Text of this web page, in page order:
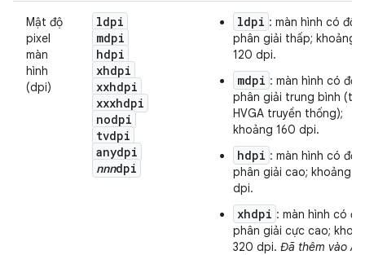
Mật độ
pixel
màn
hình
(dpi)
ldpi
mdpi
hdpi
xhdpi
xxhdpi
xxxhdpi
nodpi
tvdpi
anydpi
nnndpi
ldpi : màn hình có độ
phân giải thấp; khoảng
120 dpi.
mdpi : màn hình có độ
phân giải trung bình
HVGA truyền thống);
khoảng 160 dpi.
hdpi : màn hình có độ
phân giải cao; khoảng
dpi.
xhdpi : màn hình có độ
phân giải cực cao;
320 dpi. Đã thêm vào